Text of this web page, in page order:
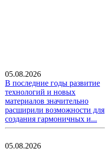
05.08.2026
В последние годы развитие
технологий и новых
материалов значительно
расширили возможности для
создания гармоничных и...
05.08.2026